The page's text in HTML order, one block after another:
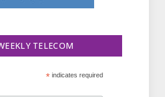
TELECOM
*indicates required